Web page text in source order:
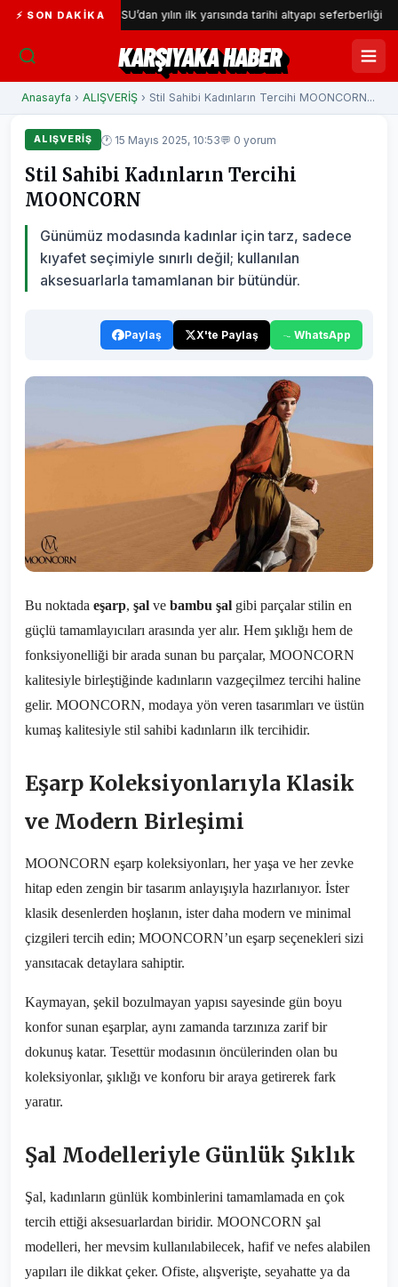
⚡ SON DAKIKAİZSU’dan yılın ilk yarısında tarihi altyapı seferberliği
KARŞIYAKA HABER
Anasayfa › ALIŞVERİŞ › Stil Sahibi Kadınların Tercihi MOONCORN...
ALIŞVERİŞ 🕐 15 Mayıs 2025, 10:53💬 0 yorum
Stil Sahibi Kadınların Tercihi
MOONCORN
Günümüz modasında kadınlar için tarz, sadece
kıyafet seçimiyle sınırlı değil; kullanılan
aksesuarlarla tamamlanan bir bütündür.
Paylaş X'te Paylaş WhatsApp
Bu noktada eşarp, şal ve bambu şal gibi parçalar stilin en
güçlü tamamlayıcıları arasında yer alır. Hem şıklığı hem de
fonksiyonelliği bir arada sunan bu parçalar, MOONCORN
kalitesiyle birleştiğinde kadınların vazgeçilmez tercihi haline
gelir. MOONCORN, modaya yön veren tasarımları ve üstün
kumaş kalitesiyle stil sahibi kadınların ilk tercihidir.
Eşarp Koleksiyonlarıyla Klasik
ve Modern Birleşimi
MOONCORN eşarp koleksiyonları, her yaşa ve her zevke
hitap eden zengin bir tasarım anlayışıyla hazırlanıyor. İster
klasik desenlerden hoşlanın, ister daha modern ve minimal
çizgileri tercih edin; MOONCORN’un eşarp seçenekleri sizi
yansıtacak detaylara sahiptir.
Kaymayan, şekil bozulmayan yapısı sayesinde gün boyu
konfor sunan eşarplar, aynı zamanda tarzınıza zarif bir
dokunuş katar. Tesettür modasının öncülerinden olan bu
koleksiyonlar, şıklığı ve konforu bir araya getirerek fark
yaratır.
Şal Modelleriyle Günlük Şıklık
Şal, kadınların günlük kombinlerini tamamlamada en çok
tercih ettiği aksesuarlardan biridir. MOONCORN şal
modelleri, her mevsim kullanılabilecek, hafif ve nefes alabilen
yapıları ile dikkat çeker. Ofiste, alışverişte, seyahatte ya da